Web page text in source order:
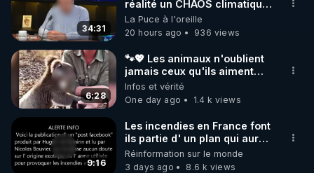
▶ 30 jours gratuit sur l’application de méditation et
de bien-être ENVOL :
Rendez-vous sur https://www.envol.app/code
le code : REGENERE
34:31
réalité un CHAOS climatique,
on répond
La Puce à l'oreille
20 hours ago
936 views
6:28
🐾💖 Les animaux n'oublient
jamais ceux qu'ils aiment…
🥹❤️
Infos et vérité
One day ago
1.4 k views
9:16
Les incendies en France font
ils partie d' un plan qui aurait
débuté le 11 septembre 2001
?
Réinformation sur le monde
3 days ago
8.6 k views